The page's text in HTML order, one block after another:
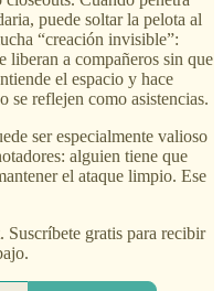
puede soltar la pelota al
“creación invisible”:
liberan a compañeros sin que
el espacio y hace
se reflejen como asistencias.
ser especialmente valioso
alguien tiene que
el ataque limpio. Ese
. Suscríbete gratis para recibir